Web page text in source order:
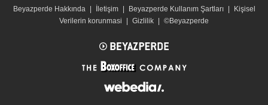
Beyazperde Hakkında İletişim Beyazperde Kullanım Şartları
Kişisel
Verilerin korunmasi
Gizlilik ©Beyazperde